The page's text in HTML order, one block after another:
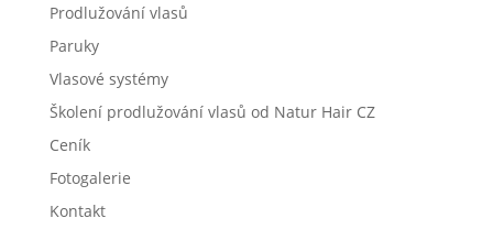
Prodlužování vlasů
Paruky
Vlasové systémy
Školení prodlužování vlasů od Natur Hair CZ
Ceník
Fotogalerie
Kontakt